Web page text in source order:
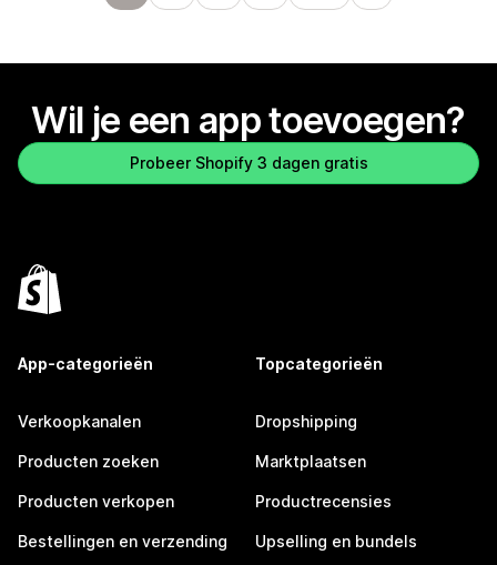
Wil je een app toevoegen?
Probeer Shopify 3 dagen gratis
App-categorieën
Verkoopkanalen
Producten zoeken
Producten verkopen
Bestellingen en verzending
Topcategorieën
Dropshipping
Marktplaatsen
Productrecensies
Upselling en bundels